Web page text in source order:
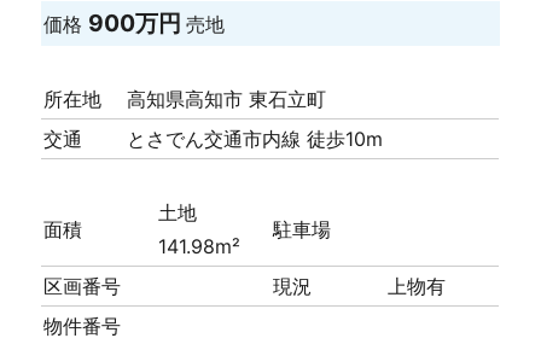
価格 900万円売地
所在地
高知県高知市 東石立町
交通
とさでん交通市内線 徒歩10m
面積
土地
141.98m²
駐車場
区画番号 現況
上物有
物件番号